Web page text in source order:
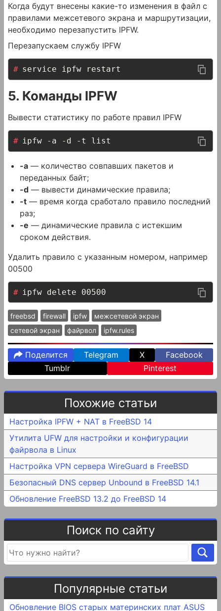
Когда будут внесены какие-то изменения в файл с
правилами межсетевого экрана и маршрутизации,
необходимо перезапустить IPFW.
Перезапускаем службу IPFW
service ipfw restart
5. Команды IPFW
Вывести статистику по работе правил IPFW
ipfw -a -d -t list
-a — количество совпавших пакетов и
переданных байт;
-d — вывести динамические правила;
-t — время когда сработало правило последний
раз;
-e — динамические правила с истекшим
сроком действия.
Удалить правило с указанным номером, например
00500
ipfw delete 00500
freebsd firewall ipfw
межсетевой экран
сетевой экран
файрвол ipfw.rules
Поделится Telegram X
Facebook
Tumblr
Pinterest
Похожие статьи
Настройка IPFW + NAT в FreeBSD 14
Утилита UFW для настройки и конфигурации
файрвола в Linux
Настройка VPN сервера WireGuard в FreeBSD
Безопасный DNS сервер Unbound в FreeBSD 14.1
Обновление FreeBSD 13.2 до FreeBSD 14
Поиск по сайту
Популярные статьи
Обновление BIOS старых материнских плат ASUS